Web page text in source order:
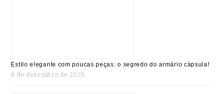
Estilo elegante com poucas peças: o segredo do armário cápsula!
8 de dezembro de 2023